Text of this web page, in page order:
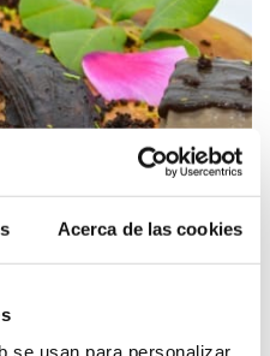
Acerca de las cookies
se usan para personalizar